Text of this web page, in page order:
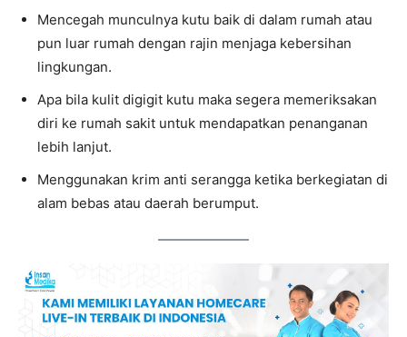
Mencegah munculnya kutu baik di dalam rumah atau
pun luar rumah dengan rajin menjaga kebersihan
lingkungan.
Apa bila kulit digigit kutu maka segera memeriksakan
diri ke rumah sakit untuk mendapatkan penanganan
lebih lanjut.
Menggunakan krim anti serangga ketika berkegiatan di
alam bebas atau daerah berumput.